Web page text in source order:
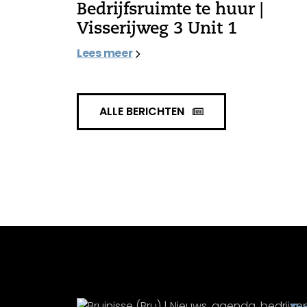
Bedrijfsruimte te huur |
Visserijweg 3 Unit 1
Lees meer
ALLE BERICHTEN